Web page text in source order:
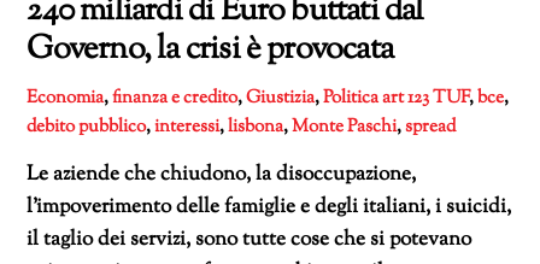
240 miliardi di Euro buttati dal
Governo, la crisi è provocata
Economia,finanza e credito,Giustizia,Politicaart 123 TUF,bce,
debito pubblico,interessi,lisbona,Monte Paschi,spread
Le aziende che chiudono, la disoccupazione,
l’impoverimento delle famiglie e degli italiani, i suicidi,
il taglio dei servizi, sono tutte cose che si potevano